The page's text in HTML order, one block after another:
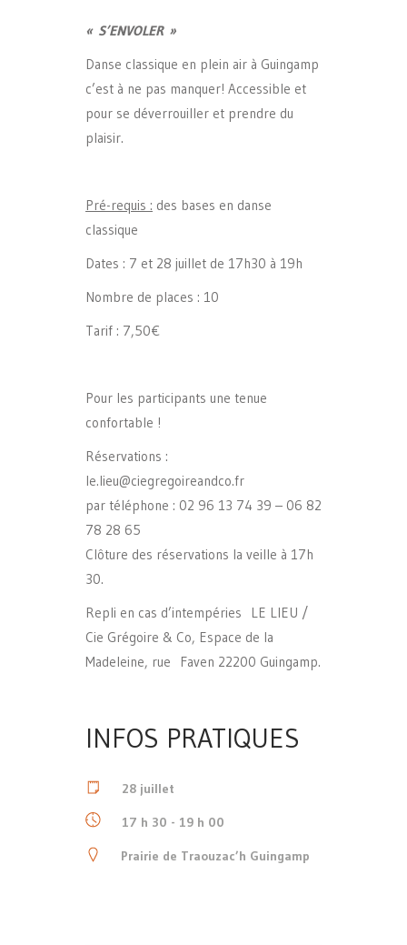
« S’ENVOLER»
Danse classique en plein air à Guingamp
c’est à ne pas manquer! Accessible et
pour se déverrouiller et prendre du
plaisir.
Pré-requis : des bases en danse
classique
Dates : 7 et 28 juillet de 17h30 à 19h
Nombre de places : 10
Tarif : 7,50€
Pour les participants une tenue
confortable !
Réservations :
le.lieu@ciegregoireandco.fr
par téléphone : 02 96 13 74 39 – 06 82
78 28 65
Clôture des réservations la veille à 17h
30.
Repli en cas d’intempéries LE LIEU /
Cie Grégoire & Co, Espace de la
Madeleine, rue Faven 22200 Guingamp.
INFOS PRATIQUES
28 juillet
17 h 30 - 19 h 00
Prairie de Traouzac’h Guingamp